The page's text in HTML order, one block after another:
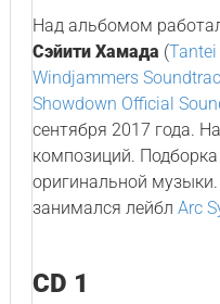
Над альбомом
Сэйити Хамада (
Windjammers
Showdown Official
сентября 2017 года.
композиций.
оригинальной
занимался лейбл Arc
CD 1